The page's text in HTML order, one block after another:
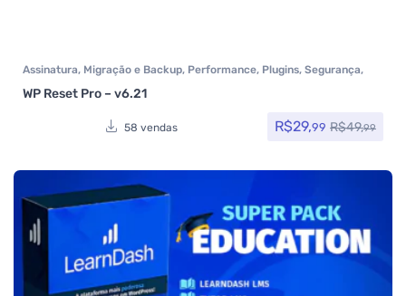
Assinatura, Migração e Backup, Performance, Plugins, Segurança,
Todos os itens
WP Reset Pro – v6.21
58 vendas R$29,99 R$49,99